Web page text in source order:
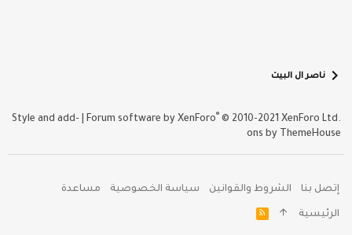
ناصر ال البيت
إتصل بنا الشروط والقوانين سياسة الخصوصية مساعدة
الرئيسية
Forum software by XenForo® © 2010-2021 XenForo Ltd.
Style and add-
ons by ThemeHouse